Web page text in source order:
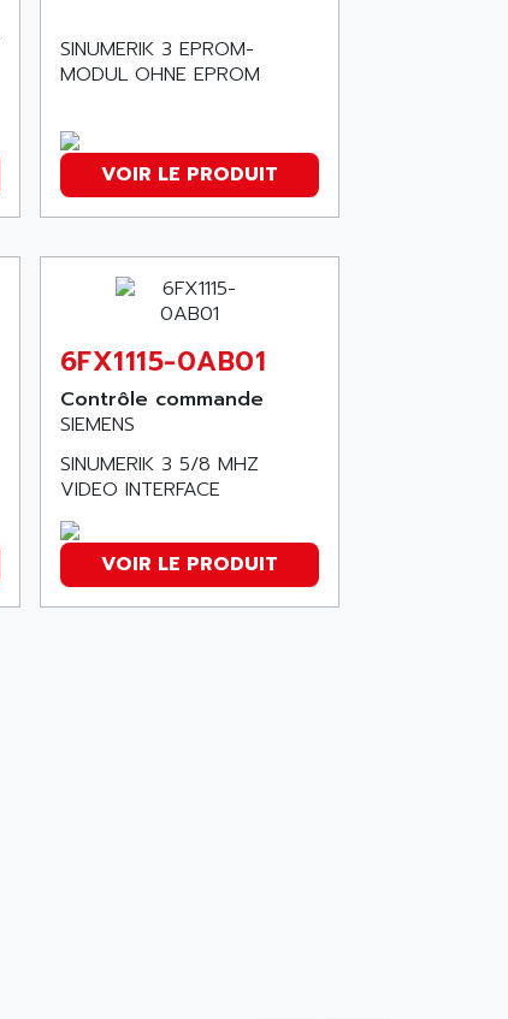
SINUMERIK 3 EPROM-
MODUL OHNE EPROM
VOIR LE PRODUIT
6FX1115-0AB01
Contrôle commande
SIEMENS
SINUMERIK 3 5/8 MHZ
VIDEO INTERFACE
VOIR LE PRODUIT